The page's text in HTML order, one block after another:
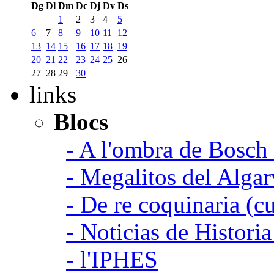
Dg Dl Dm Dc Dj Dv Ds
1
2 3 4
5
6
7 8 9 10 11
12
13 14 15 16 17 18 19
20 21 22 23 24 25 26
27 28 29 30
links
Blocs
- A l'ombra de
- Megalitos del
- De re coquinaria
- Noticias de
- l'IPHES